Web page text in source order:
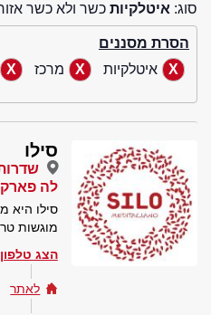
סוג: איטלקיות כשר ולא כשר
הסרת מסננים
איטלקיות
מרכז
סילו
לה פארק,
סילו היא
מוגשות
הצג טלפון
לאתר